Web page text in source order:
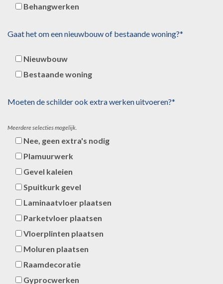
Behangwerken
Gaat het om een nieuwbouw of bestaande woning?*
Nieuwbouw
Bestaande woning
Moeten de schilder ook extra werken uitvoeren?*
Meerdere selecties mogelijk.
Nee, geen extra's nodig
Plamuurwerk
Gevel kaleien
Spuitkurk gevel
Laminaatvloer plaatsen
Parketvloer plaatsen
Vloerplinten plaatsen
Moluren plaatsen
Raamdecoratie
Gyprocwerken